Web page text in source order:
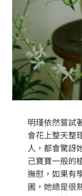
明瑾依然嘗試
會花上整天整
人，都會驚訝
己寶寶一般的
撫慰，如果有
圃，她總是很